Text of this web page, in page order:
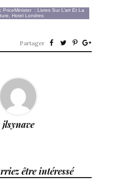
PriceMinister : Livres Sur L’art Et La
Hotel Londres
Partager
jlsynave
être intéressé